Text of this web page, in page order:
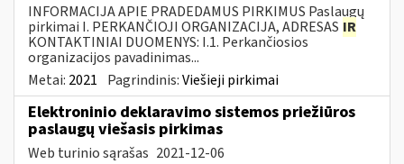
INFORMACIJA APIE PRADEDAMUS PIRKIMUS Paslaugų
pirkimai I. PERKANČIOJI ORGANIZACIJA, ADRESAS IR
KONTAKTINIAI DUOMENYS: I.1. Perkančiosios
organizacijos pavadinimas...
Metai: 2021 Pagrindinis:Viešieji pirkimai
Elektroninio deklaravimo sistemos priežiūros
paslaugų viešasis pirkimas
Web turinio sąrašas 2021-12-06